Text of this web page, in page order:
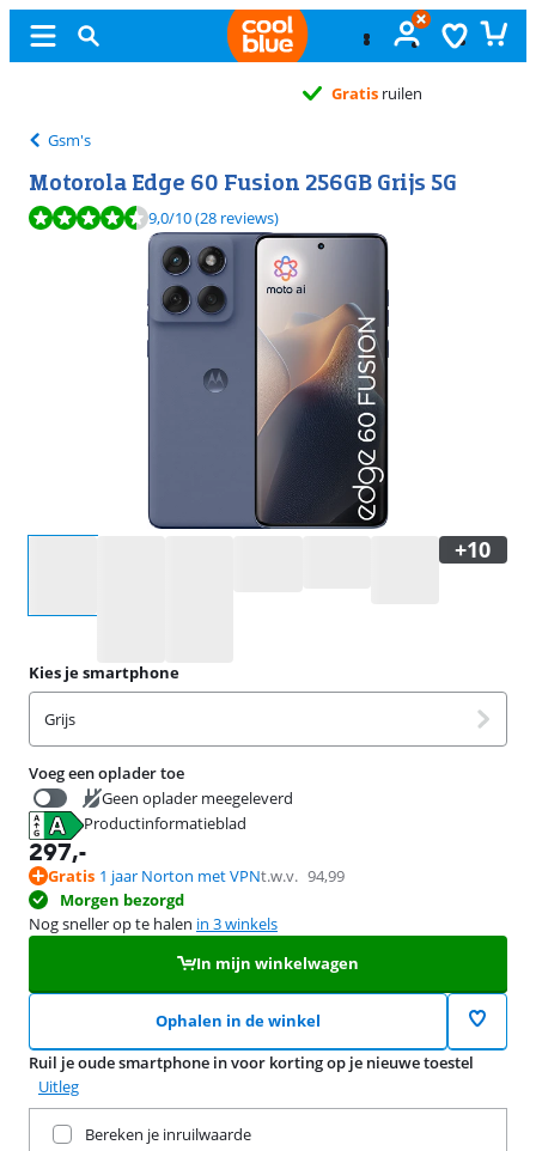
ruilen
Gsm's
Motorola Edge 60 Fusion 256GB Grijs 5G
Beoordeling is 9,0 van de 10, gebaseerd op 28 reviews.
9,0/10(28 reviews)
Kies je smartphone
Grijs
Voeg een oplader toe
Geen oplader meegeleverd
Productinformatieblad
opent in nieuw tabblad
297,-
Gratis 1 jaar Norton met VPNt.w.v. 94,99
Morgen bezorgd
Nog sneller op te halen in 3 winkels
In mijn winkelwagen
Ophalen in de winkel
Ruil je oude smartphone in voor korting op je nieuwe toestel
Uitleg
Bereken je inruilwaarde